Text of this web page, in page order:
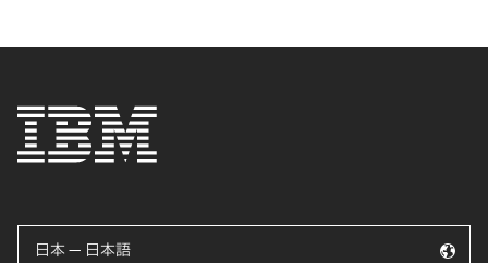
日本 — 日本語